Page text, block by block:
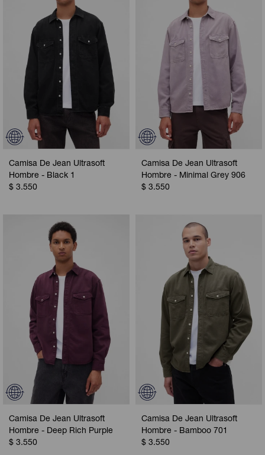
Camisa De Jean Ultrasoft
Hombre - Black 1
$ 3.550
Camisa De Jean Ultrasoft
Hombre - Minimal Grey 906
$ 3.550
Camisa De Jean Ultrasoft
Hombre - Deep Rich Purple
$ 3.550
Camisa De Jean Ultrasoft
Hombre - Bamboo 701
$ 3.550